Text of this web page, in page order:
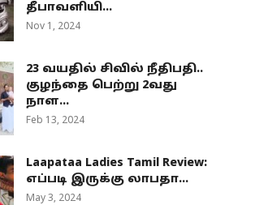
தீபாவளியி...
Nov 1, 2024
23 வயதில் சிவில் நீதிபதி..
குழந்தை பெற்று 2வது
நாள...
Feb 13, 2024
Laapataa Ladies Tamil Review:
எப்படி இருக்கு லாபதா...
May 3, 2024